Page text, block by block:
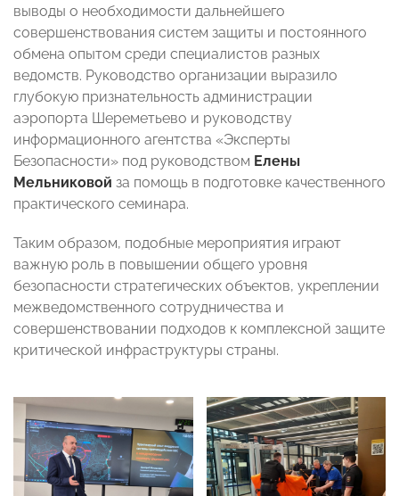
выводы о необходимости дальнейшего
совершенствования систем защиты и постоянного
обмена опытом среди специалистов разных
ведомств. Руководство организации выразило
глубокую признательность администрации
аэропорта Шереметьево и руководству
информационного агентства «Эксперты
Безопасности» под руководством Елены
Мельниковой за помощь в подготовке качественного
практического семинара.
Таким образом, подобные мероприятия играют
важную роль в повышении общего уровня
безопасности стратегических объектов, укреплении
межведомственного сотрудничества и
совершенствовании подходов к комплексной защите
критической инфраструктуры страны.